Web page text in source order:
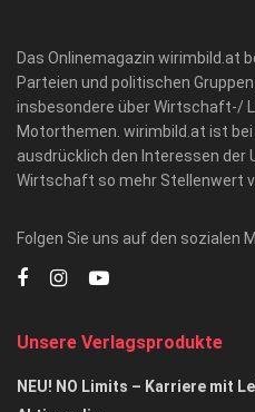
Das Onlinemagazin wirimbild.at
Parteien und politischen
insbesondere über Wirtschaft-/
Motorthemen. wirimbild.at ist
ausdrücklich den Interessen der
Wirtschaft so mehr Stellenwert
Folgen Sie uns auf den sozialen
Unsere Verlagsprodukte
NEU! NO Limits – Karriere mit